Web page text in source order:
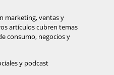
marketing, ventas y
artículos cubren temas
consumo, negocios y
y podcast